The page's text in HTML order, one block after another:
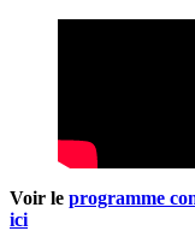
Voir le programme
ici